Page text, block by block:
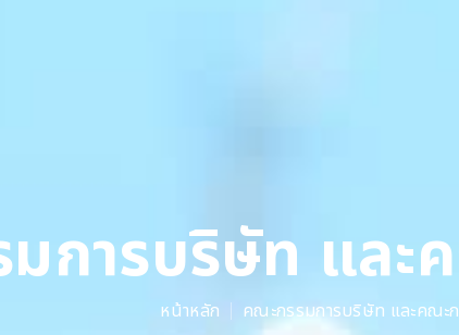
การบริษัท และ
หน้าหลัก คณะกรรมการบริษัท และคณะ